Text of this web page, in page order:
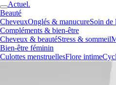
Actuel.
Beauté
CheveuxOnglés & manucureSoin de
Compléments & bien-être
Cheveux & beautéStress & sommeil
Bien-être féminin
Culottes menstruellesFlore intime